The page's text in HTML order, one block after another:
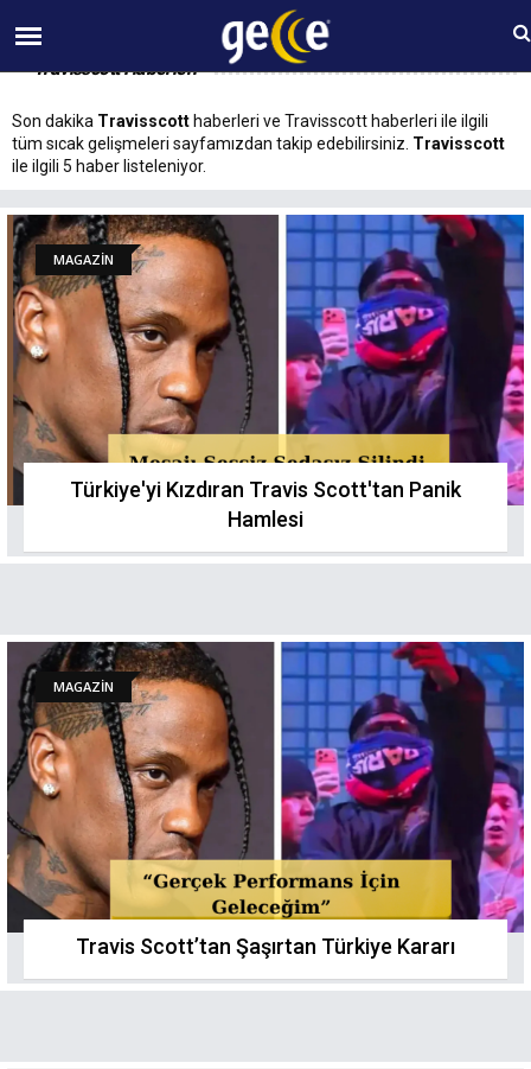
06 AĞUSTOS Perşembe 15:17
Travisscott Haberleri
Son dakika Travisscott haberleri ve Travisscott haberleri ile ilgili
tüm sıcak gelişmeleri sayfamızdan takip edebilirsiniz. Travisscott
ile ilgili 5 haber listeleniyor.
MAGAZİN
Türkiye'yi Kızdıran Travis Scott'tan Panik
Hamlesi
MAGAZİN
Travis Scott’tan Şaşırtan Türkiye Kararı